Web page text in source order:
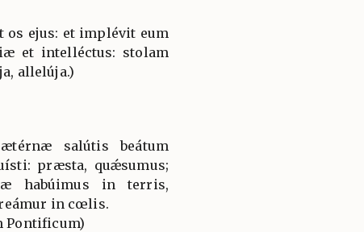
ejus: et implévit eum
et intelléctus: stolam
allelúja.)
salútis beátum
præsta, quǽsumus;
habúimus in terris,
in cœlis.
Pontificum)